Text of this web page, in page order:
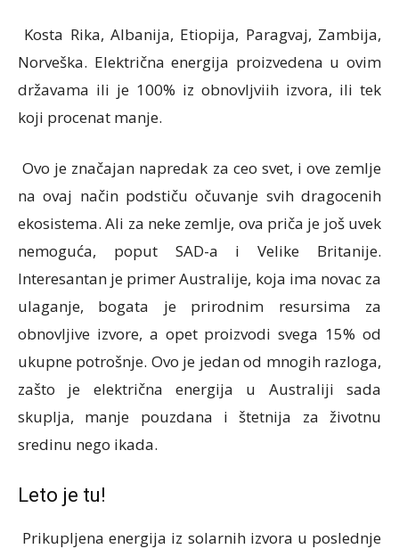
Kosta Rika, Albanija, Etiopija, Paragvaj, Zambija,
Norveška. Električna energija proizvedena u ovim
državama ili je 100% iz obnovljviih izvora, ili tek
koji procenat manje.
Ovo je značajan napredak za ceo svet, i ove zemlje
na ovaj način podstiču očuvanje svih dragocenih
ekosistema. Ali za neke zemlje, ova priča je još uvek
nemoguća, poput SAD-a i Velike Britanije.
Interesantan je primer Australije, koja ima novac za
ulaganje, bogata je prirodnim resursima za
obnovljive izvore, a opet proizvodi svega 15% od
ukupne potrošnje. Ovo je jedan od mnogih razloga,
zašto je električna energija u Australiji sada
skuplja, manje pouzdana i štetnija za životnu
sredinu nego ikada.
Leto je tu!
Prikupljena energija iz solarnih izvora u poslednje